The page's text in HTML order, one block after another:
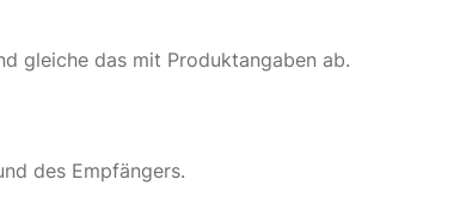
gleiche das mit Produktangaben ab.
des Empfängers.